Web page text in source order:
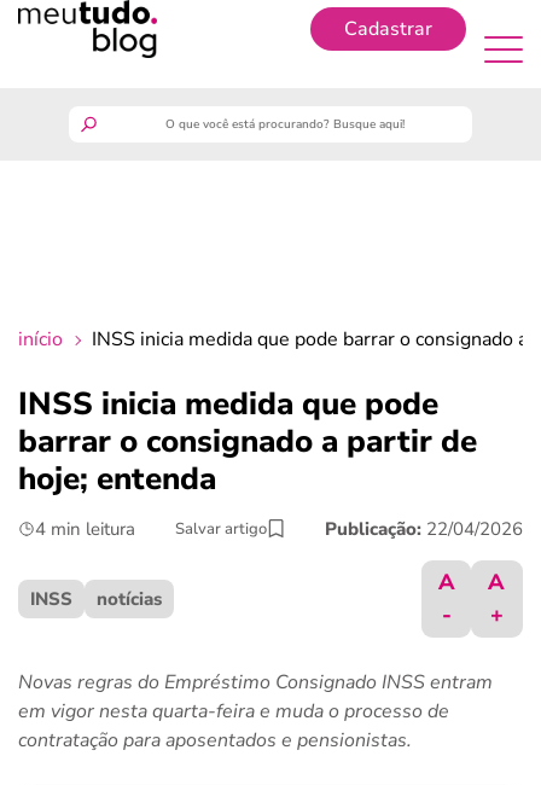
Cadastrar
crédito fácil
últimas notícias
início INSS inicia medida que pode barrar o consignado
INSS inicia medida que pode
barrar o consignado a partir de
hoje; entenda
4 min leitura Salvar artigo Publicação: 22/04/2026
INSS notícias
A
-
A
+
Novas regras do Empréstimo Consignado INSS entram
em vigor nesta quarta-feira e muda o processo de
contratação para aposentados e pensionistas.